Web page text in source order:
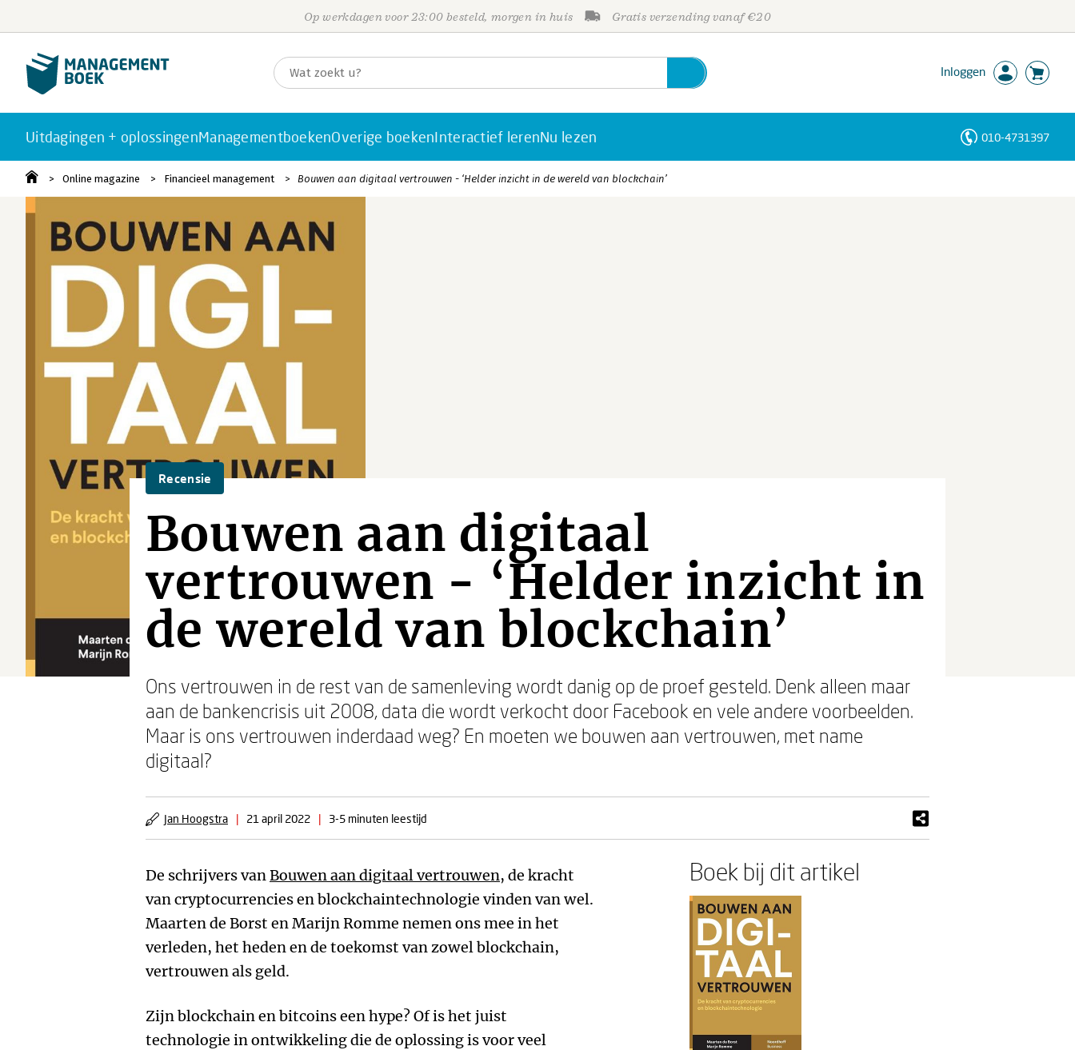
Op werkdagen voor 23:00 besteld, morgen in huis Gratis verzending vanaf €20
Inloggen
Uitdagingen + oplossingenManagementboekenOverige boekenInteractief lerenNu lezen 010-4731397
Online magazine Financieel management Bouwen aan digitaal vertrouwen - ‘Helder inzicht in de wereld van blockchain’
Recensie
Bouwen aan digitaal
vertrouwen - ‘Helder inzicht in
de wereld van blockchain’
Ons vertrouwen in de rest van de samenleving wordt danig op de proef gesteld. Denk alleen maar
aan de bankencrisis uit 2008, data die wordt verkocht door Facebook en vele andere voorbeelden.
Maar is ons vertrouwen inderdaad weg? En moeten we bouwen aan vertrouwen, met name
digitaal?
Jan Hoogstra | 21 april 2022 | 3-5 minuten leestijd
De schrijvers vanBouwen aan digitaal vertrouwen, de kracht
van cryptocurrencies en blockchaintechnologie vinden van wel.
Maarten de Borst en Marijn Romme nemen ons mee in het
verleden, het heden en de toekomst van zowel blockchain,
vertrouwen als geld.
Zijn blockchain en bitcoins een hype? Of is het juist
technologie in ontwikkeling die de oplossing is voor veel
Boek bij dit artikel
Personen